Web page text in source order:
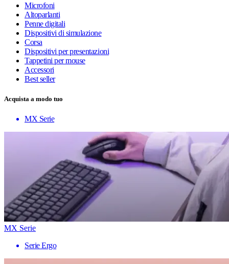
Microfoni
Altoparlanti
Penne digitali
Dispositivi di simulazione
Corsa
Dispositivi per presentazioni
Tappetini per mouse
Accessori
Best seller
Acquista a modo tuo
MX Serie
MX Serie
Serie Ergo